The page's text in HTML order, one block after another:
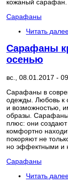
кожаный сарафан.
Сарафаны
Читать
Сарафаны
осенью
вс., 08.01.2017 -
Сарафаны в
одежды. Любовь к
и возможностью,
образы.
плюс: они
комфортно
покоряют не
но эффектными и
Сарафаны
Читать